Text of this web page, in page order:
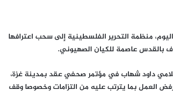
منظمة التحرير الفلسطينية إلى سحب اعترافها
بالقدس عاصمة للكيان الصهيوني.
داود شهاب في مؤتمر صحفي عقد بمدينة غزة،
العمل بما يترتب عليه من التزامات وخصوصا وقف